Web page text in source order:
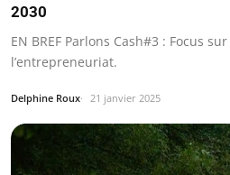
2030
EN BREF Parlons Cash#3 : Focus
l’entrepreneuriat.
Delphine Roux 21 janvier 2025